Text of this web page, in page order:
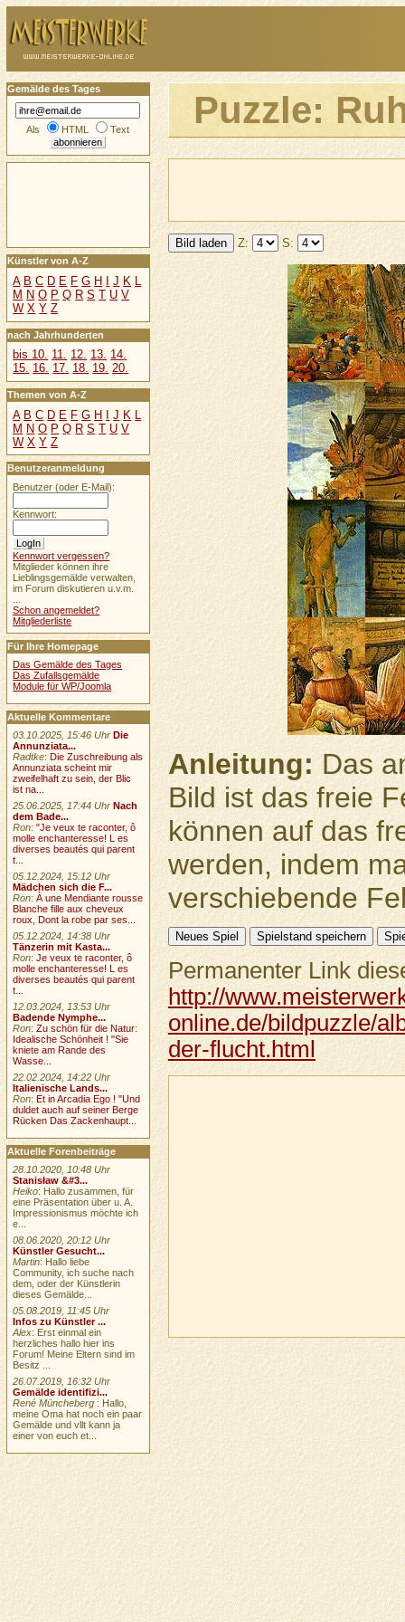
Puzzle:
Z: S:
Anleitung:Das
Bild ist das freie
können auf das
werden, indem
verschiebende
Permanenter Link
http://
online.de/bildpuzzle/
der-flucht.html
Gemälde des Tages
Als HTML Text
Künstler von A-Z
A B C D E F G H J K L
M N O P Q R S T U V
W X Y Z
nach Jahrhunderten
bis 10. 11. 12. 13. 14.
15. 16. 17. 18. 19. 20.
Themen von A-Z
A B C D E F G H I J K L
M N O P Q R S T U V
W X Y Z
Benutzeranmeldung
Benutzer (oder E-Mail):
Kennwort:
Kennwort vergessen?
Mitglieder können ihre
Lieblingsgemälde verwalten,
im Forum diskutieren u.v.m.
Schon angemeldet?
Mitgliederliste
Für Ihre Homepage
Das Gemälde des Tages
Das Zufallsgemälde
Module für WP/Joomla
Aktuelle Kommentare
03.10.2025, 15:46 Uhr Die
Annunziata...
Radtke: Die Zuschreibung als
Annunziata scheint mir
zweifelhaft zu sein, der Blic
ist na...
25.06.2025, 17:44 Uhr Nach
dem Bade...
Ron:"Je veux te raconter, ô
molle enchanteresse! L es
diverses beautés qui parent
t...
05.12.2024, 15:12 Uhr
Mädchen sich die F...
Ron:À une Mendiante rousse
Blanche fille aux cheveux
roux, Dont la robe par ses...
05.12.2024, 14:38 Uhr
Tänzerin mit Kasta...
Ron:Je veux te raconter, ô
molle enchanteresse! L es
diverses beautés qui parent
t...
12.03.2024, 13:53 Uhr
Badende Nymphe...
Ron:Zu schön für die Natur:
Idealische Schönheit ! "Sie
kniete am Rande des
Wasse...
22.02.2024, 14:22 Uhr
Italienische Lands...
Ron:Et in Arcadia Ego ! "Und
duldet auch auf seiner Berge
Rücken Das Zackenhaupt...
Aktuelle Forenbeiträge
28.10.2020, 10:48 Uhr
Stanisław &#3...
Heiko: Hallo zusammen, für
eine Präsentation über u. A.
Impressionismus möchte ich
e...
08.06.2020, 20:12 Uhr
Künstler Gesucht...
Martin: Hallo liebe
Community, ich suche nach
dem, oder der Künstlerin
dieses Gemälde...
05.08.2019, 11:45 Uhr
Infos zu Künstler ...
Alex: Erst einmal ein
herzliches hallo hier ins
Forum! Meine Eltern sind im
Besitz ...
26.07.2019, 16:32 Uhr
Gemälde identifizi...
René Müncheberg : Hallo,
meine Oma hat noch ein paar
Gemälde und vllt kann ja
einer von euch et...